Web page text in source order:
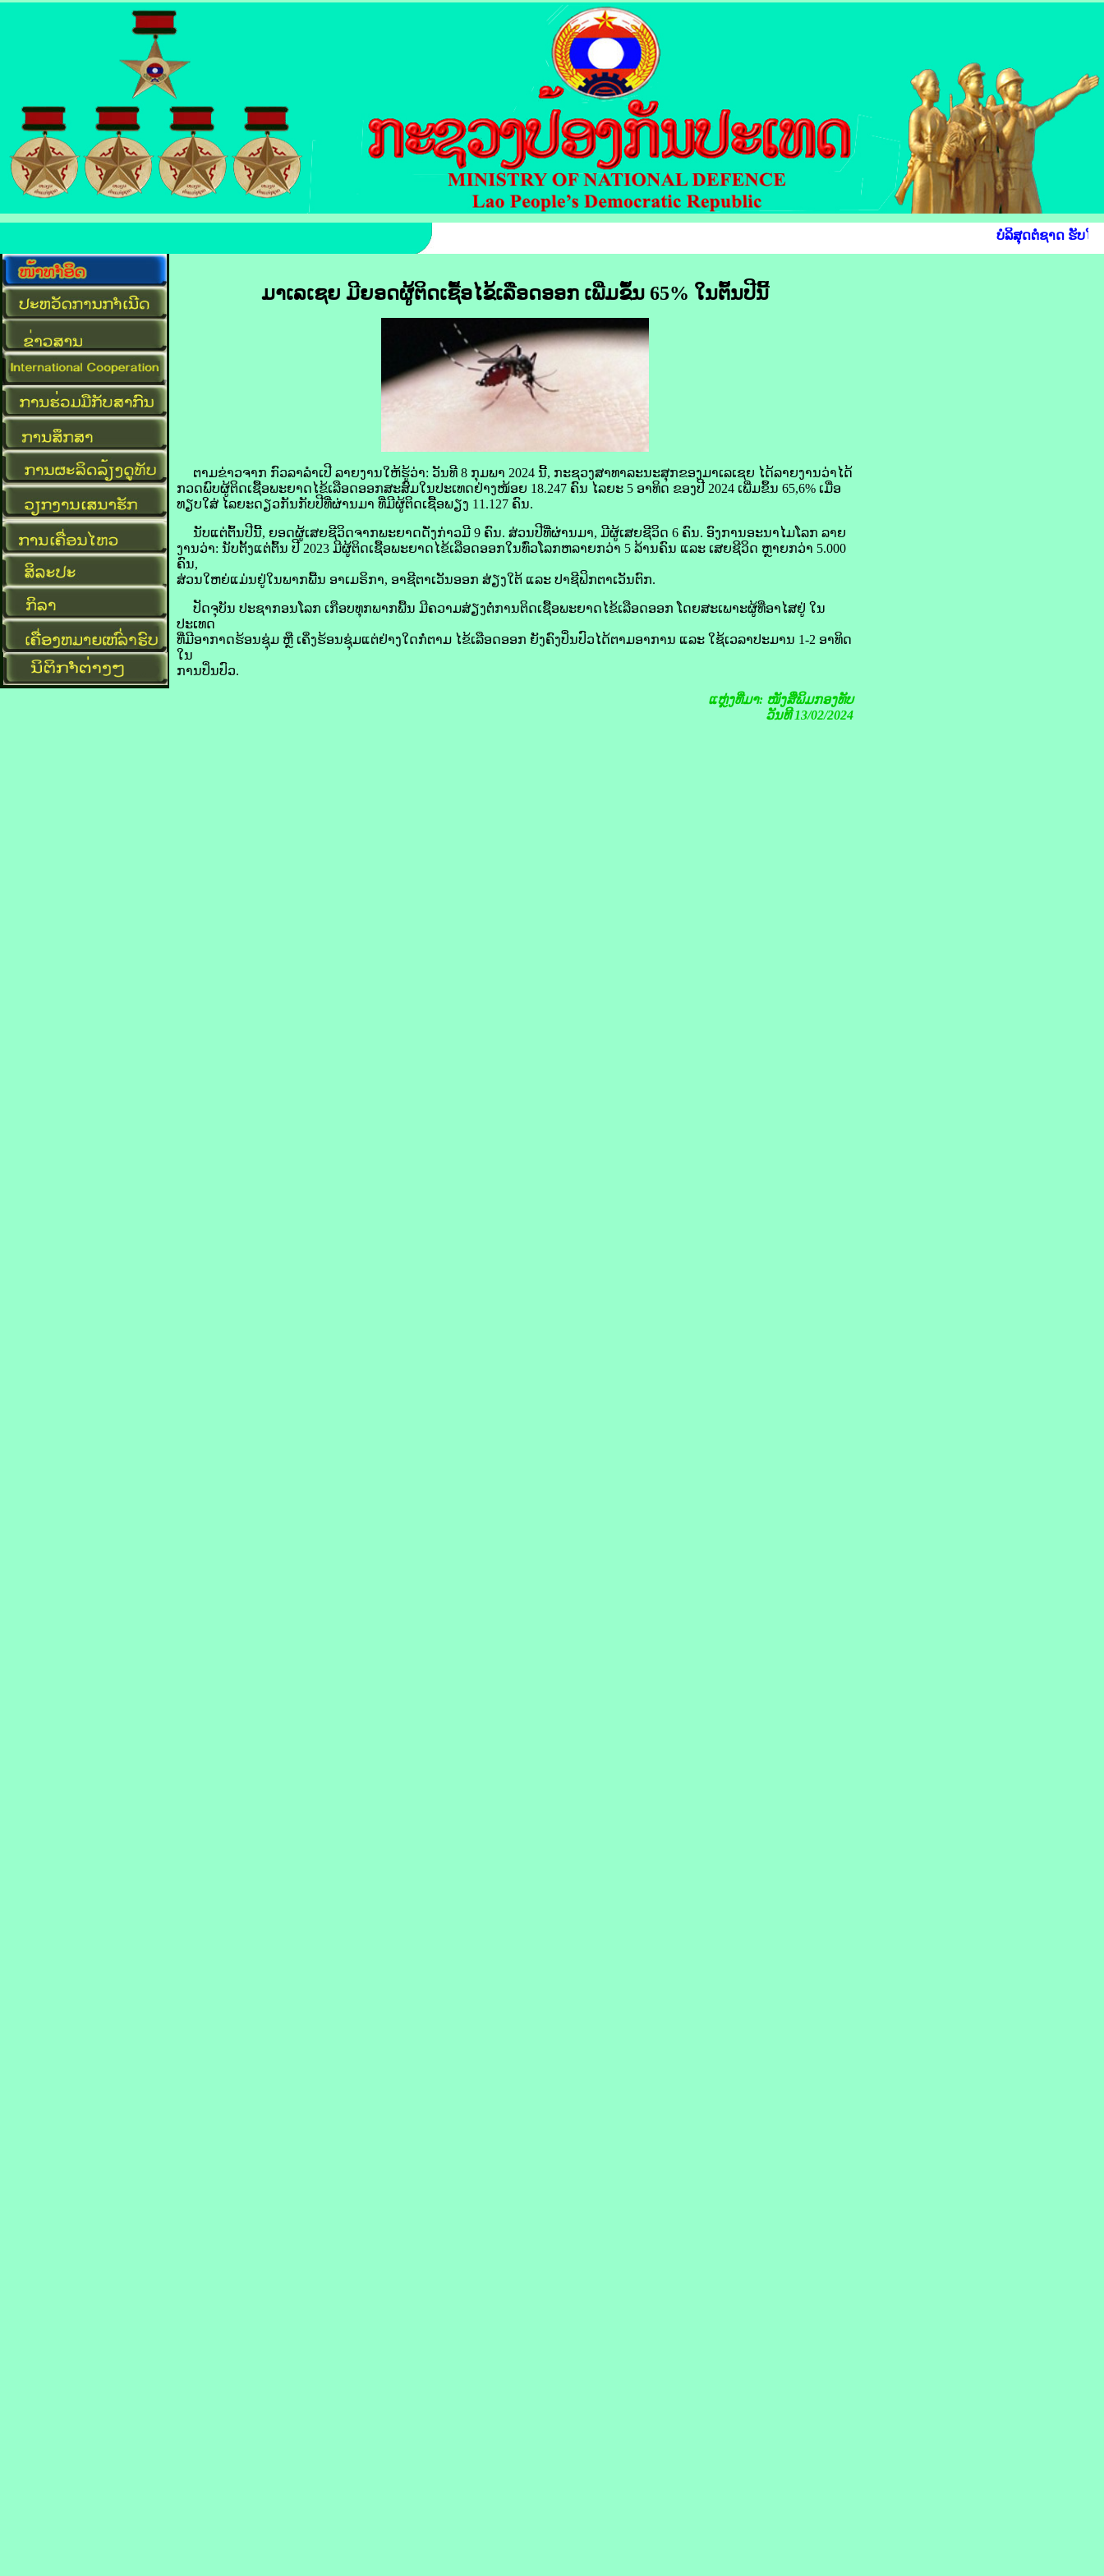
ບໍລິສຸດຕໍ່ຊາດ ຮັບໃຊ້
ມາ​ເລ​ເຊຍ ມີ​ຍອດ​ຜູ້​ຕິດເຊື້ອ​ໄຂ້​ເລືອດ​ອອກ ເພີ່ມ​ຂຶ້ນ 65% ໃນ​ຕົ້ນ​ປີ​ນີ້
ຕາມ​ຂ່າວ​ຈາກ ກົວ​ລາ​ລຳ​ເປີ ລາຍ​ງານ​ໃຫ້​ຮູ້​ວ່າ: ວັນ​ທີ 8 ກຸມພາ 2024 ນີ້, ກະຊວງ​ສາທາລະນະ​ສຸກ​ຂອງ​ມາ​ເລ​ເຊຍ ໄດ້​ລາຍ​ງານ​ວ່າໄດ້​
ກວດ​ພົບ​ຜູ້​ຕິດເຊື້ອ​ພະຍາດ​ໄຂ້ເລືອດອອກ​ສະ​ສົມ​ໃນ​ປະເທດຢ່າງ​ໜ້ອຍ 18.247 ຄົນ ໄລຍະ 5 ອາທິດ ຂອງ​ປີ 2024 ເພີ່ມ​ຂຶ້ນ 65,6% ເມື່ອ
​ທຽບໃສ່ ໄລຍະ​ດຽວ​ກັນ​ກັບ​ປີ​ທີ່​ຜ່ານ​ມາ ທີ່​ມີ​ຜູ້​ຕິດເຊື້ອ​ພຽງ 11.127 ຄົນ.
ນັບ​ແຕ່​ຕົ້ນ​ປີ​ນີ້, ຍອດ​ຜູ້​ເສຍ​ຊີວິດ​ຈາກ​ພະຍາດ​ດັ່ງກ່າວ​ມີ 9 ຄົນ. ສ່ວນ​ປີ​ທີ່​ຜ່ານ​ມາ, ມີ​ຜູ້​ເສຍ​ຊີວິດ 6 ຄົນ. ອົງການ​ອະນາໄມ​ໂລກ ລາຍ​
ງານ​ວ່າ: ນັບ​ຕັ້ງແຕ່​ຕົ້ນ ປີ 2023 ມີ​ຜູ້​ຕິດເຊື້ອ​ພະຍາດ​ໄຂ້ເລືອດອອກ​ໃນ​ທົ່ວ​ໂລກ​ຫລາຍ​ກວ່າ 5 ລ້ານ​ຄົນ ແລະ ເສຍ​ຊີວິດ ຫຼາຍ​ກວ່າ 5.000
ຄົນ,
ສ່ວນ​ໃຫຍ່​ແມ່ນ​ຢູ່​ໃນ​ພາກ​ພື້ນ ອາເມຣິກາ, ອາຊີ​ຕາເວັນ​ອອກ​ ສ່ຽງ​ໃຕ້ ແລະ ປາ​ຊີ​ຟິກ​ຕາເວັນຕົກ.
ປັດຈຸບັນ ປະຊາກອນ​ໂລກ ເກືອບ​ທຸກ​ພາກ​ພື້ນ ມີ​ຄວາມ​ສ່ຽງ​ຕໍ່​ການ​ຕິດເຊື້ອພະຍາດໄຂ້ເລືອດອອກ ໂດຍ​ສະເພາະຜູ້​ທີ່ອາໄສຢູ່ ໃນ​
ປະເທດ
ທີ່​ມີ​ອາກາດ​ຮ້ອນ​ຊຸ່ມ ຫຼື ເຄິ່ງ​ຮ້ອນຊຸ່ມແຕ່​ຢ່າງໃດ​ກໍ່​ຕາມ ໄຂ້ເລືອດອອກ ຍັງ​ຄົງ​ປິ່ນປົວ​ໄດ້ຕາມ​ອາການ ແລະ ໃຊ້​ເວລາປະມານ 1-2 ອາທິດ
ໃນ
ການປິ່ນປົວ.
ແຫຼ່ງທີ່ມາ: ໜັງສືພິມກອງທັບ
ວັນທີ 13/02/2024